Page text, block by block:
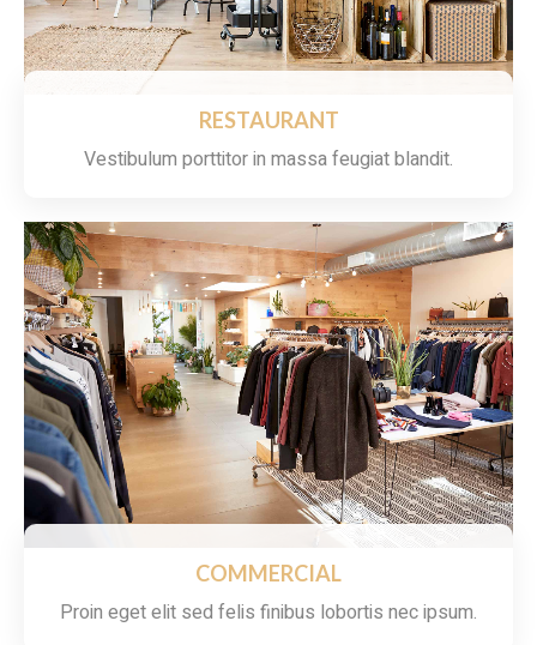
RESTAURANT
Vestibulum porttitor in massa feugiat blandit.
COMMERCIAL
Proin eget elit sed felis finibus lobortis nec ipsum.